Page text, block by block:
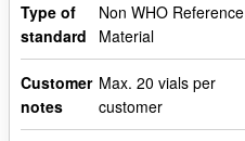
Type of
standard
Non WHO Reference
Material
Customer
notes
Max. 20 vials per
customer